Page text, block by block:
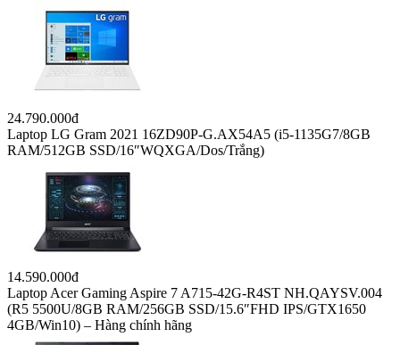
24.790.000đ
Laptop LG Gram 2021 16ZD90P-G.AX54A5 (i5-1135G7/8GB
RAM/512GB SSD/16″WQXGA/Dos/Trắng)
14.590.000đ
Laptop Acer Gaming Aspire 7 A715-42G-R4ST NH.QAYSV.004
(R5 5500U/8GB RAM/256GB SSD/15.6″FHD IPS/GTX1650
4GB/Win10) – Hàng chính hãng